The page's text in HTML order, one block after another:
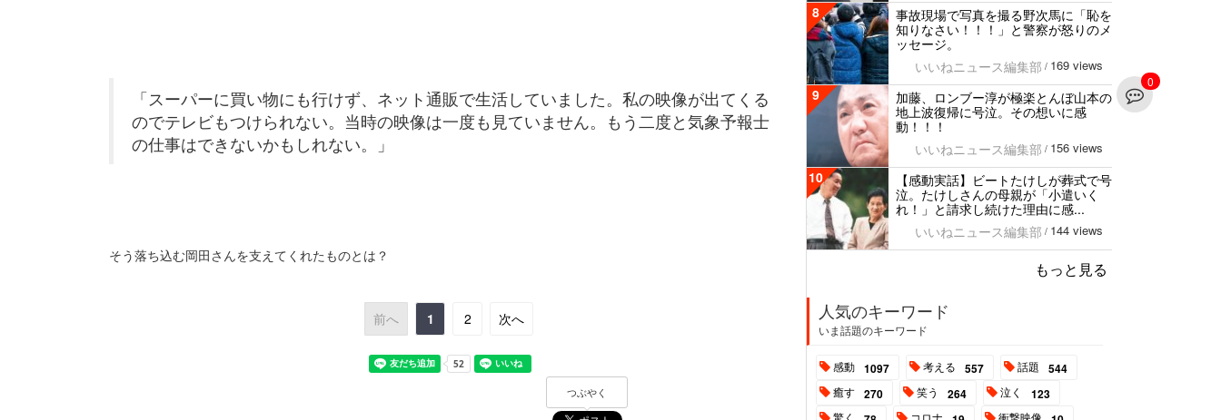
「スーパーに買い物にも行けず、ネット通販で生活していました。私の映像が出てくる
のでテレビもつけられない。当時の映像は一度も見ていません。もう二度と気象予報士
の仕事はできないかもしれない。」
そう落ち込む岡田さんを支えてくれたものとは？
前へ 1 2 次へ
つぶやく
0
8
事故現場で写真を撮る野次馬に「恥を
知りなさい！！！」と警察が怒りのメ
ッセージ。
いいねニュース編集部 / 169 views
9
加藤、ロンブー淳が極楽とんぼ山本の
地上波復帰に号泣。その想いに感
動！！！
いいねニュース編集部 / 156 views
10
【感動実話】ビートたけしが葬式で号
泣。たけしさんの母親が「小遣いく
れ！」と請求し続けた理由に感...
いいねニュース編集部 / 144 views
もっと見る
人気のキーワード
いま話題のキーワード
感動 1097 考える 557 話題 544
癒す 270 笑う 264 泣く 123
驚く コロナ 衝撃映像